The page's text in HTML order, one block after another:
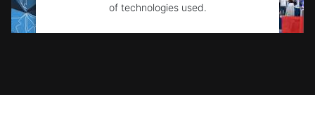
of technologies used.
Powered byUsercentrics Consent